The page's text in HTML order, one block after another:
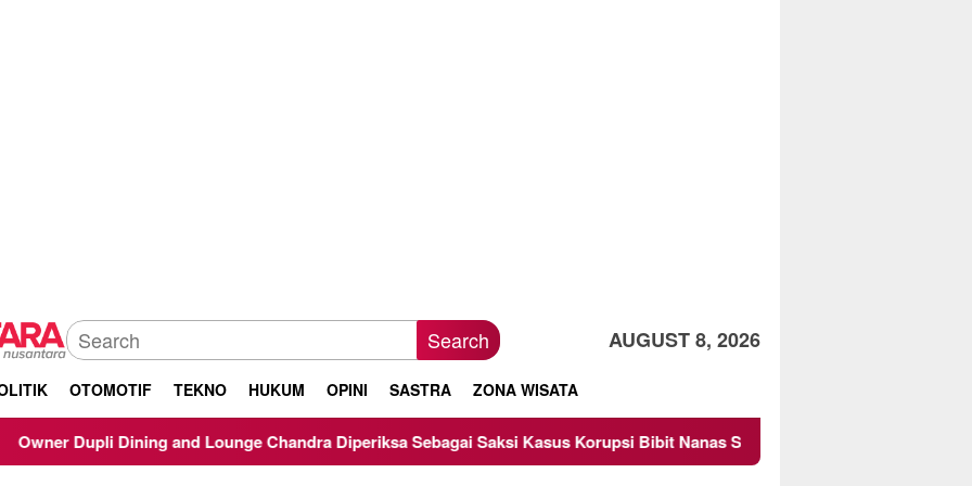
Search AUGUST 8, 2026
OTOMOTIF TEKNO HUKUM OPINI SASTRA ZONA WISATA
Lounge Chandra Diperiksa Sebagai Saksi Kasus Korupsi Bibit Nanas Sulsel Rp 52,4 Miliar